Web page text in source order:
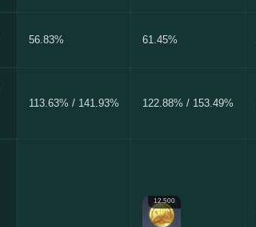
56.83% 61.45%
113.63% / 141.93% 122.88% / 153.49%
12.500